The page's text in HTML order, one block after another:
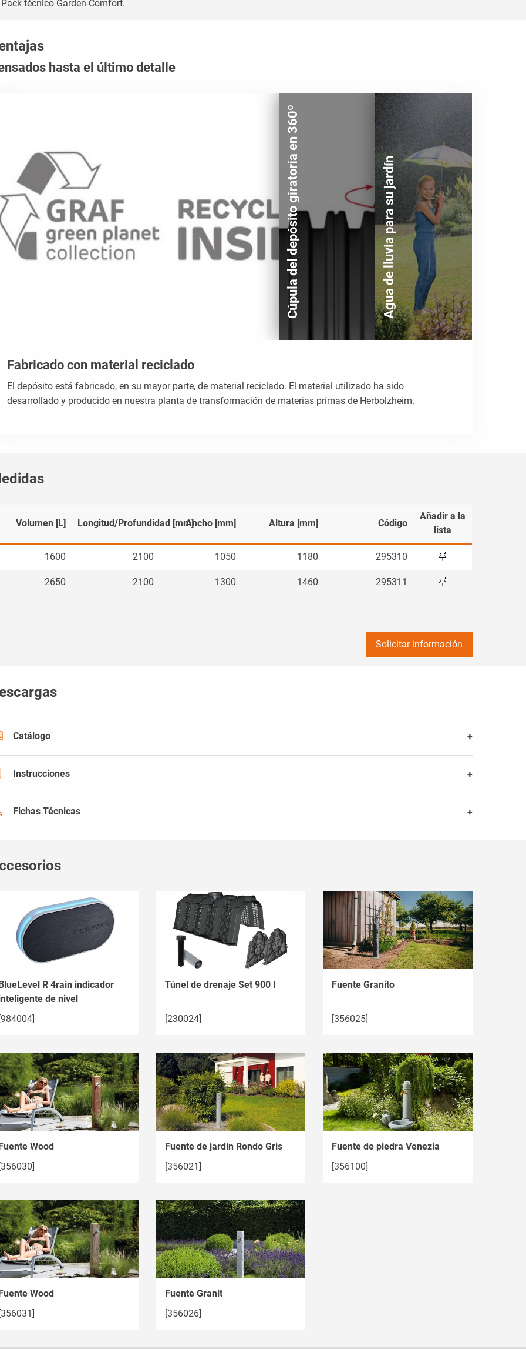
Pack técnico Garden-Comfort.
hasta el último detalle
Cúpula del depósito giratoria en 360º Agua de lluvia para su jardín
Fabricado con material reciclado
El depósito está fabricado, en su mayor parte, de material reciclado. El material utilizado ha sido
desarrollado y producido en nuestra planta de transformación de materias primas de Herbolzheim.
Volumen [L] Código
Añadir a la
lista
1600 295310
2650 295311
Longitud/Profundidad [mm]Ancho [mm] Altura [mm] Peso [kg]
2100 1050 1180 65
2100 1300 1460 100
Solicitar información
Catálogo
Instrucciones
Fichas Técnicas
R 4rain indicador
de nivel
Túnel de drenaje Set 900 l
[230024]
Fuente Granito
[356025]
Wood
Fuente de jardín Rondo Gris
[356021]
Fuente de piedra Venezia
[356100]
Wood
Fuente Granit
[356026]